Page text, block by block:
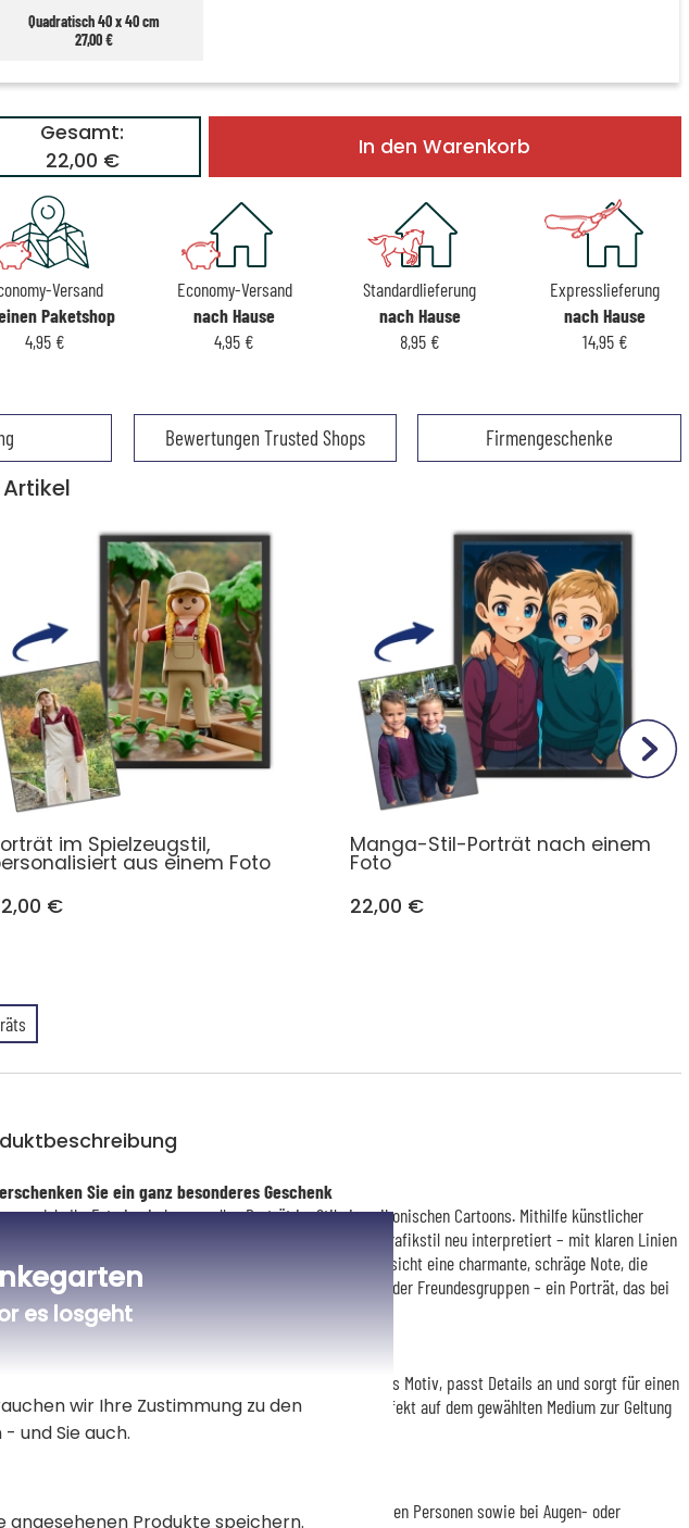
Quadratisch 40 x 40 cm
27,00 €
Gesamt:
22,00 €
In den Warenkorb
Versand
Paketshop
4,95 €
Economy-Versand
nach Hause
4,95 €
Standardlieferung
nach Hause
8,95 €
Expresslieferung
nach Hause
14,95 €
Bewertungen Trusted Shops Firmengeschenke
im Spielzeugstil,
aus einem Foto
€
Manga-Stil-Porträt nach einem
Foto
22,00 €
Sie ein ganz besonderes Geschenk
Ihr Foto in ein humorvolles Porträt im Stil eines ikonischen Cartoons. Mithilfe künstlicher
wird Ihr Gesicht in einem minimalistischen, witzigen Grafikstil neu interpretiert – mit klaren Linien
Farben. Dieser einzigartige Stil verleiht jedem Gesicht eine charmante, schräge Note, die
für Überraschungen sorgt. Perfekt für Paare, Familien oder Freundesgruppen – ein Porträt, das bei
Blick ein Lächeln zaubert.
der automatischen Transformation prüft unser Grafiker jedes Motiv, passt Details an und sorgt für einen
Zuschnitt, sodass Ihr Cartoon harmonisch wirkt und perfekt auf dem gewählten Medium zur Geltung
Fehler machen, zum Beispiel bei der Anzahl der dargestellten Personen sowie bei Augen- oder
es losgeht
wir Ihre Zustimmung zu den
und Sie auch.
angesehenen Produkte speichern.